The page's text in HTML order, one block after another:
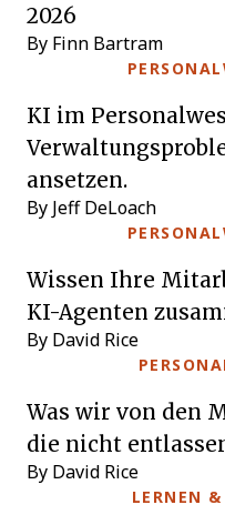
2026
By Finn Bartram
KI im
ansetzen.
By Jeff DeLoach
Wissen Ihre
KI-Agenten
By David Rice
Was wir von den
die nicht
By David Rice
LERNEN